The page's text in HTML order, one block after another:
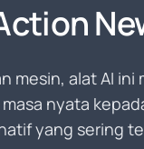
mesin, alat AI
nyata
yang sering